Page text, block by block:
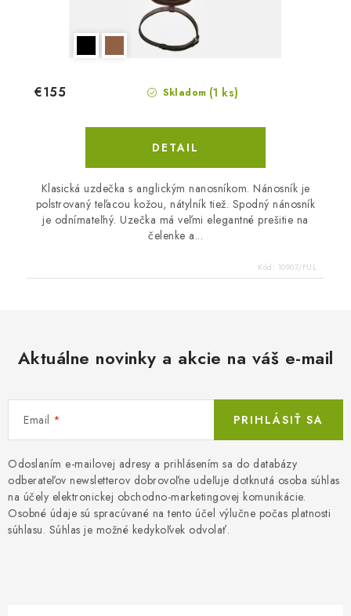
Skladom (1 ks)
€155
DETAIL
Klasická uzdečka s anglickým nanosníkom. Nánosník je
polstrovaný teľacou kožou, nátylník tiež. Spodný nánosník
je odnímateľný. Uzečka má veľmi elegantné prešitie na
čelenke a...
Kód: 10907/FUL
Aktuálne novinky a akcie na váš e-mail
Email
Odoslaním e-mailovej adresy a prihlásením sa do databázy
odberateľov newsletterov dobrovoľne udeľuje dotknutá osoba súhlas
na účely elektronickej obchodno-marketingovej komunikácie.
Osobné údaje sú spracúvané na tento účel výlučne počas platnosti
súhlasu. Súhlas je možné kedykoľvek odvolať.
PRIHLÁSIŤ SA